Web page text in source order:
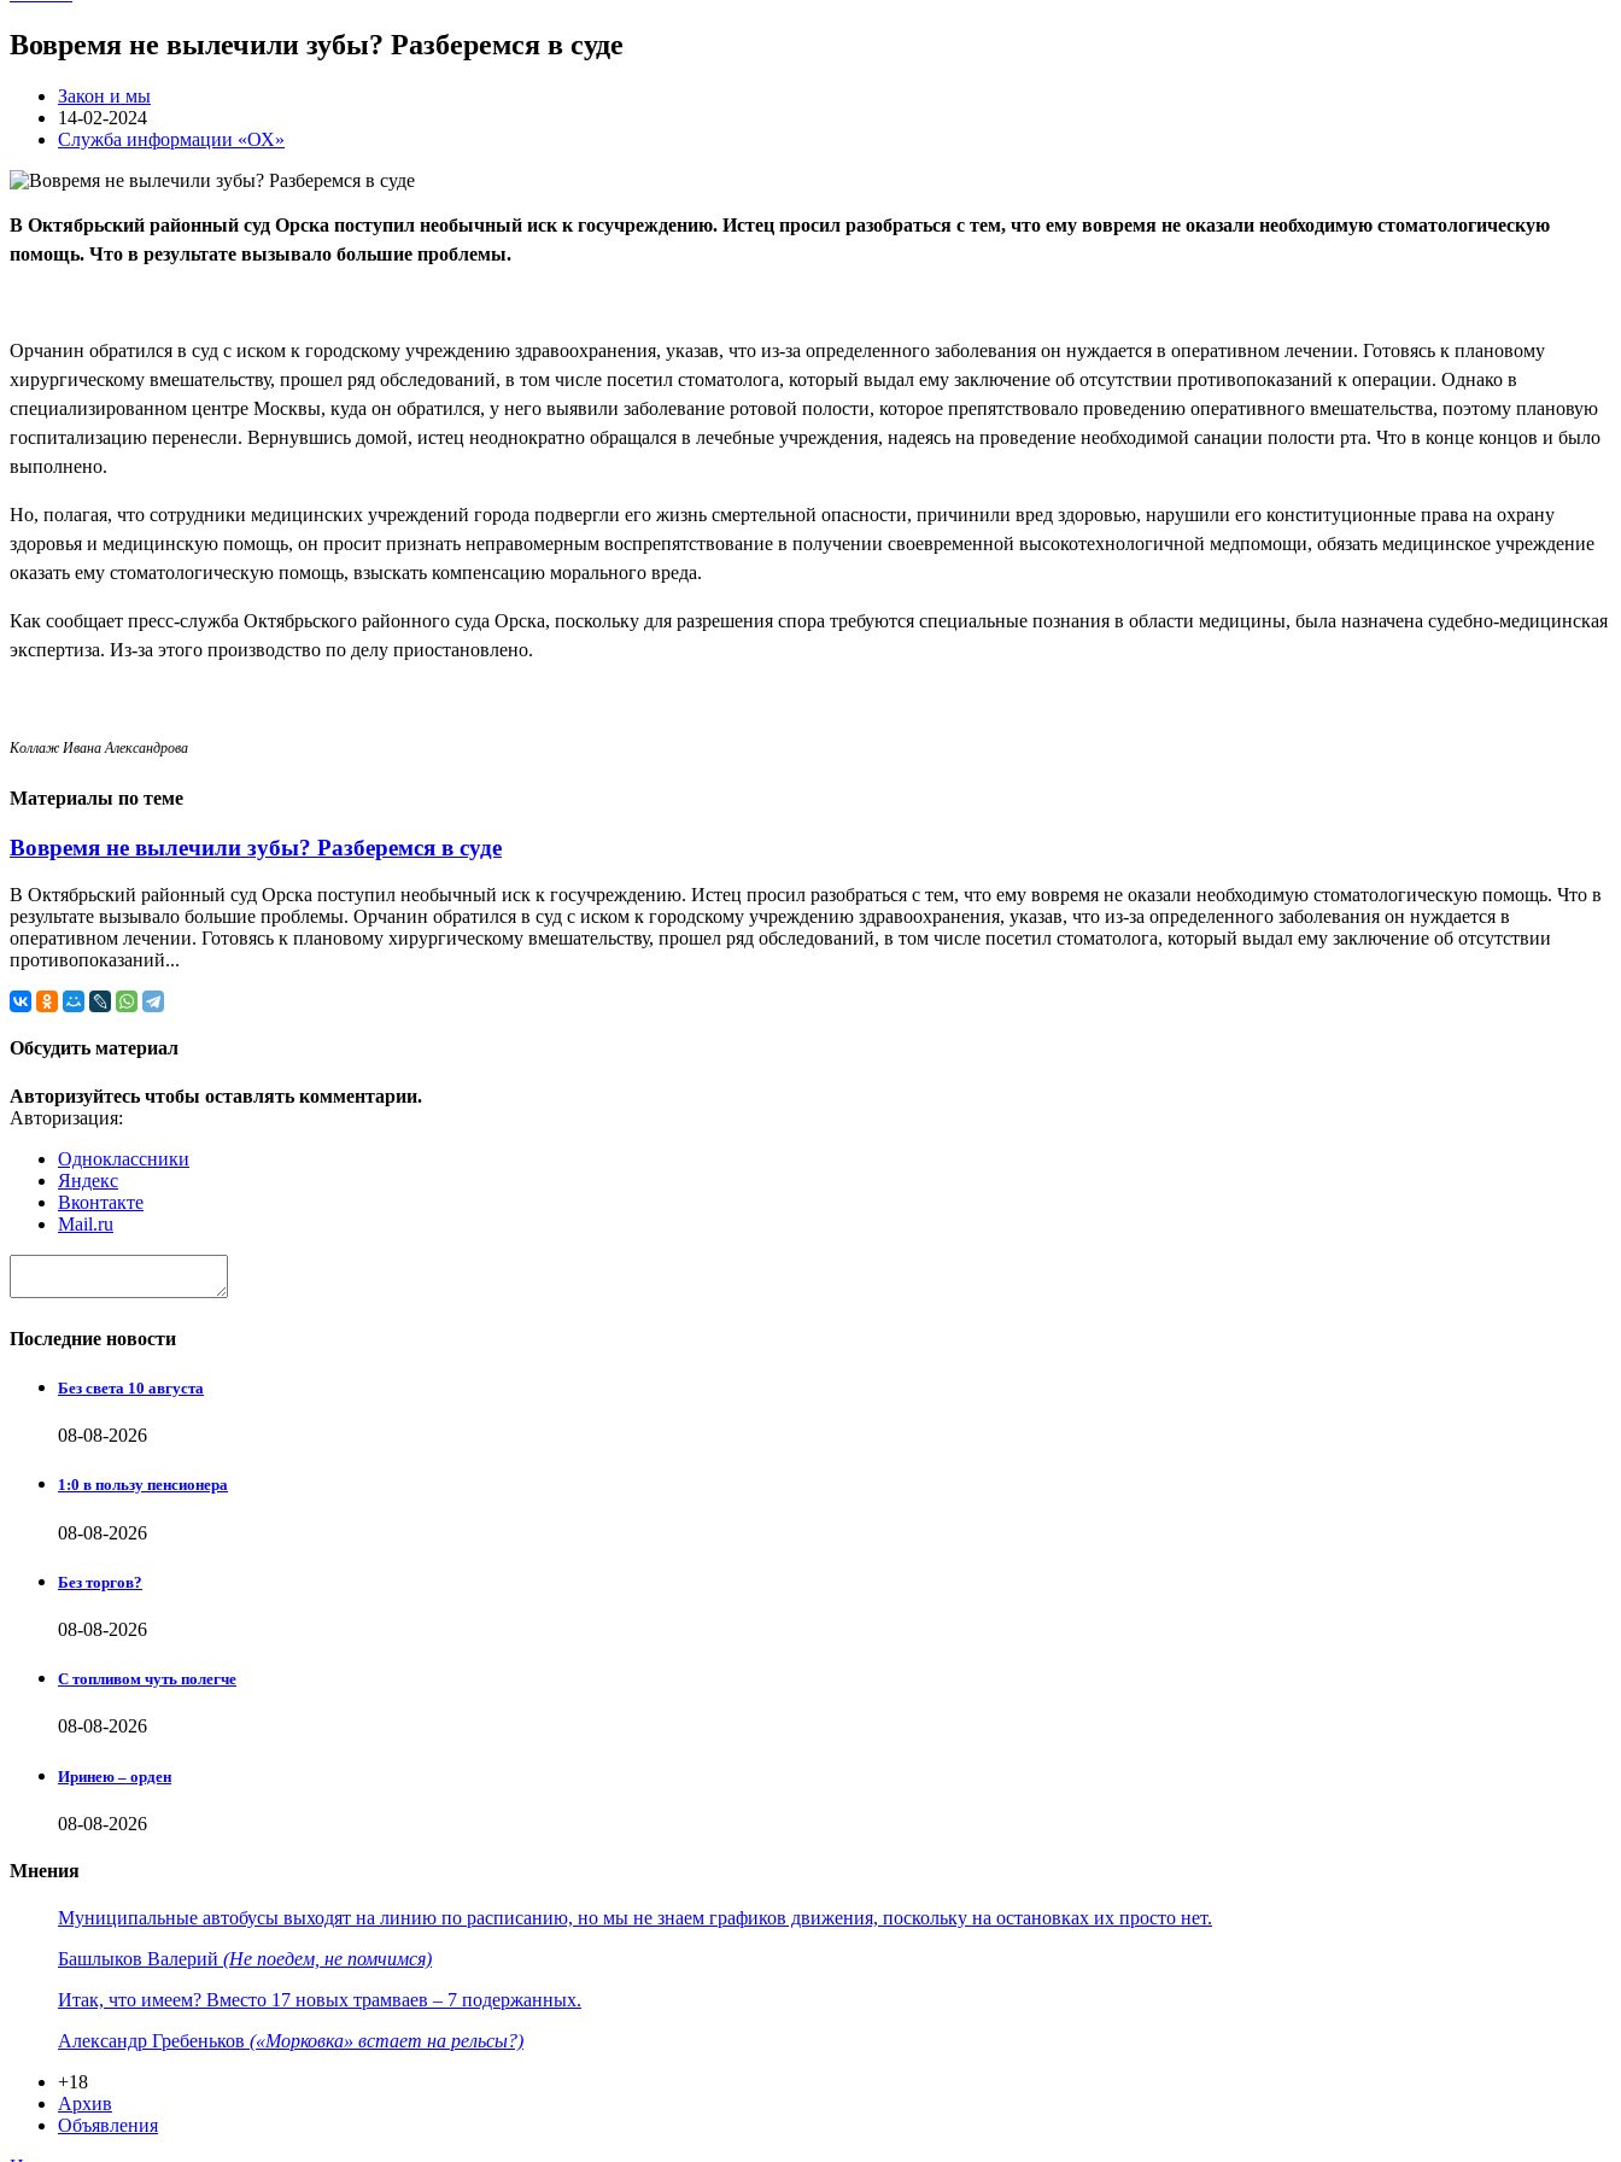
Вовремя не вылечили зубы? Разберемся в суде
Закон и мы
14-02-2024
Служба информации «ОХ»
В Октябрьский районный суд Орска поступил необычный иск к госучреждению. Истец просил разобраться с тем, что ему вовремя не оказали необходимую стоматологическую
помощь. Что в результате вызывало большие проблемы.
Орчанин обратился в суд с иском к городскому учреждению здравоохранения, указав, что из-за определенного заболевания он нуждается в оперативном лечении. Готовясь к плановому
хирургическому вмешательству, прошел ряд обследований, в том числе посетил стоматолога, который выдал ему заключение об отсутствии противопоказаний к операции. Однако в
специализированном центре Москвы, куда он обратился, у него выявили заболевание ротовой полости, которое препятствовало проведению оперативного вмешательства, поэтому плановую
госпитализацию перенесли. Вернувшись домой, истец неоднократно обращался в лечебные учреждения, надеясь на проведение необходимой санации полости рта. Что в конце концов и было
выполнено.
Но, полагая, что сотрудники медицинских учреждений города подвергли его жизнь смертельной опасности, причинили вред здоровью, нарушили его конституционные права на охрану
здоровья и медицинскую помощь, он просит признать неправомерным воспрепятствование в получении своевременной высокотехнологичной медпомощи, обязать медицинское учреждение
оказать ему стоматологическую помощь, взыскать компенсацию морального вреда.
Как сообщает пресс-служба Октябрьского районного суда Орска, поскольку для разрешения спора требуются специальные познания в области медицины, была назначена судебно-медицинская
экспертиза. Из-за этого производство по делу приостановлено.
Коллаж Ивана Александрова
Материалы по теме
Вовремя не вылечили зубы? Разберемся в суде
В Октябрьский районный суд Орска поступил необычный иск к госучреждению. Истец просил разобраться с тем, что ему вовремя не оказали необходимую стоматологическую помощь. Что в
результате вызывало большие проблемы. Орчанин обратился в суд с иском к городскому учреждению здравоохранения, указав, что из-за определенного заболевания он нуждается в
оперативном лечении. Готовясь к плановому хирургическому вмешательству, прошел ряд обследований, в том числе посетил стоматолога, который выдал ему заключение об отсутствии
противопоказаний...
Обсудить материал
Авторизуйтесь чтобы оставлять комментарии.
Авторизация:
Одноклассники
Яндекс
Вконтакте
Mail.ru
Последние новости
Без света 10 августа
08-08-2026
1:0 в пользу пенсионера
08-08-2026
Без торгов?
08-08-2026
С топливом чуть полегче
08-08-2026
Иринею – орден
08-08-2026
Мнения
Муниципальные автобусы выходят на линию по расписанию, но мы не знаем графиков движения, поскольку на остановках их просто нет.
Башлыков Валерий (Не поедем, не помчимся)
Итак, что имеем? Вместо 17 новых трамваев – 7 подержанных.
Александр Гребеньков («Морковка» встает на рельсы?)
+18
Архив
Объявления